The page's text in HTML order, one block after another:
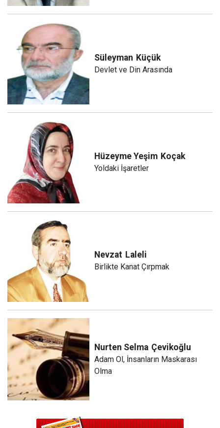
Süleyman Küçük
Devlet ve Din Arasında
Hüzeyme Yeşim Koçak
Yoldaki İşaretler
Nevzat Laleli
Birlikte Kanat Çırpmak
Nurten Selma Çevikoğlu
Adam Ol, İnsanların Maskarası
Olma